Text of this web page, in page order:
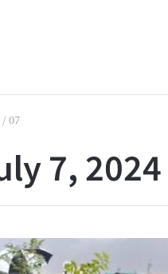
/07
7, 2024